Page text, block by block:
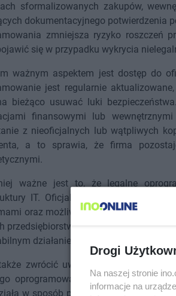
sformalizowanych zakupów,
dokumentacyjnego potwierdzenia
zmniejsza ryzyko roszczeń
się w przypadku wykrycia
ważnym aspektem jest dostęp do
jest regularnie
bieżąco usuwać luki
finansowymi lub
z nieoficjalnych lub wątpliwych
a to sprawia, że firma
ważne jest to, że legalne
IT. Oficjalne rozwiązania mają
oraz możliwość skalowania wraz z
przedsiębiorstw w Polsce, które
działaniem systemów lub nagłą
zwrócić uwagę na kwestię
oprogramowania jest oznaką
w sposób przejrzysty i
Drogi
Na naszej stronie
informacje na